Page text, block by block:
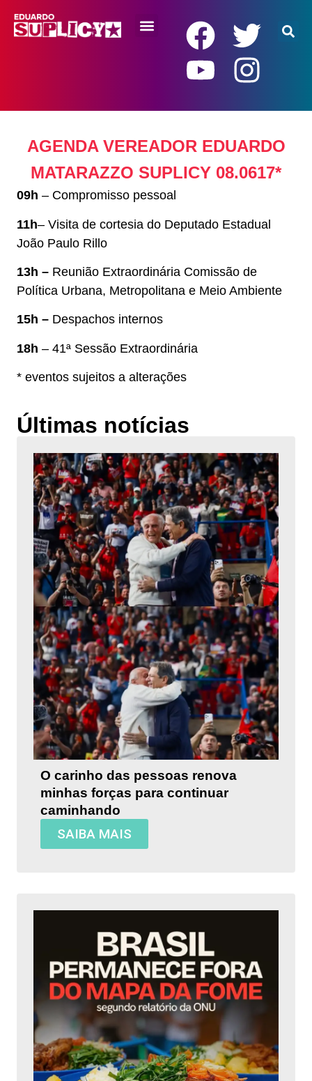
AGENDA VEREADOR EDUARDO
MATARAZZO SUPLICY 08.0617*
09h – Compromisso pessoal
11h– Visita de cortesia do Deputado Estadual
João Paulo Rillo
13h – Reunião Extraordinária Comissão de
Política Urbana, Metropolitana e Meio Ambiente
15h – Despachos internos
18h – 41ª Sessão Extraordinária
* eventos sujeitos a alterações
Últimas notícias
O carinho das pessoas renova
minhas forças para continuar
caminhando
SAIBA MAIS